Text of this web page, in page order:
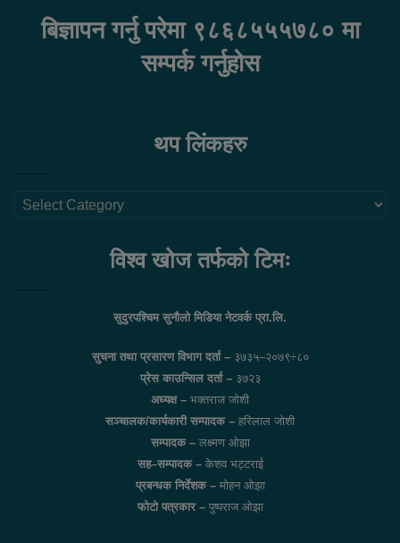
बिज्ञापन गर्नु परेमा ९८६८५५५७८० मा
सम्पर्क गर्नुहोस
थप लिंकहरु
थप
विश्व खोज तर्फको टिमः
सुदुरपश्चिम सुनौलो मिडिया नेटवर्क प्रा.लि.
सुचना तथा प्रसारण विभाग दर्ता – ३७३५–२०७९÷८०
प्रेस काउन्सिल दर्ता – ३७२३
अध्यक्ष – भक्तराज जोशी
सञ्चालक/कार्यकारी सम्पादक – हरिलाल जोशी
सम्पादक –लक्ष्मण ओझा
सह–सम्पादक –केशव भट्टराई
प्रबन्धक निर्देशक –मोहन ओझा
फोटो पत्रकार –पुष्पराज ओझा